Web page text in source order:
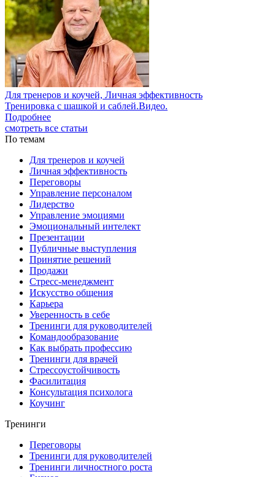
Для тренеров и коучей, Личная эффективность
Тренировка с шашкой и саблей.Видео.
Подробнее
смотреть все статьи
По темам
Для тренеров и коучей
Личная эффективность
Переговоры
Управление персоналом
Лидерство
Управление эмоциями
Эмоциональный интелект
Презентации
Публичные выступления
Принятие решений
Продажи
Стресс-менеджмент
Искусство общения
Карьера
Уверенность в себе
Тренинги для руководителей
Командообразование
Как выбрать профессию
Тренинги для врачей
Стрессоустойчивость
Фасилитация
Консультация психолога
Коучинг
Тренинги
Переговоры
Тренинги для руководителей
Тренинги личностного роста